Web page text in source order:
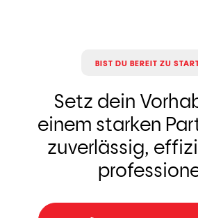
BIST DU BEREIT ZU
Setz dein
einem starken
zuverlässig,